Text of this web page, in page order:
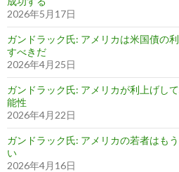
2026年5月17日
ガンドラック氏: アメリカは米国債の
すべきだ
2026年4月25日
ガンドラック氏: アメリカが利上げし
能性
2026年4月22日
ガンドラック氏: アメリカの若者はも
い
2026年4月16日